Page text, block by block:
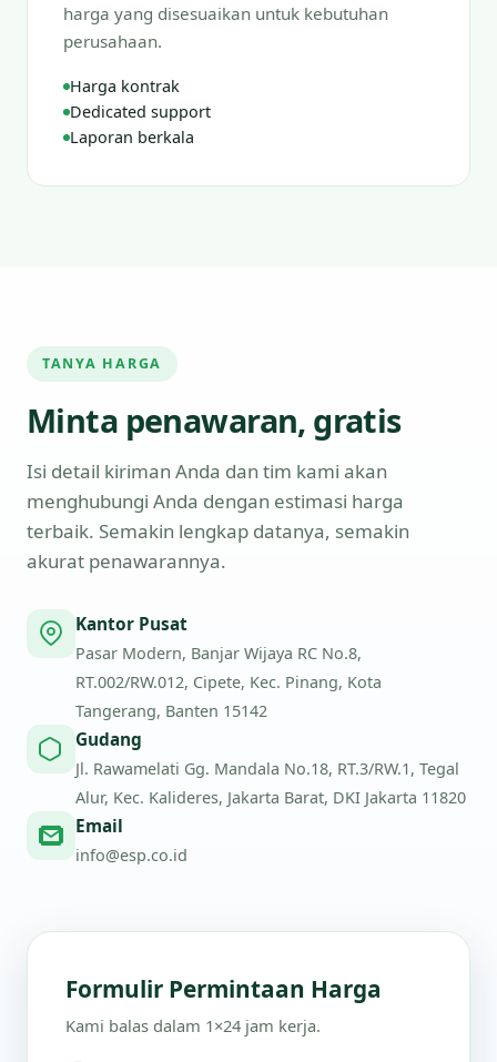
harga yang disesuaikan untuk kebutuhan
perusahaan.
Harga kontrak
Dedicated support
Laporan berkala
TANYA HARGA
Minta penawaran, gratis
Isi detail kiriman Anda dan tim kami akan
menghubungi Anda dengan estimasi harga
terbaik. Semakin lengkap datanya, semakin
akurat penawarannya.
Kantor Pusat
Pasar Modern, Banjar Wijaya RC No.8,
RT.002/RW.012, Cipete, Kec. Pinang, Kota
Tangerang, Banten 15142
Gudang
Jl. Rawamelati Gg. Mandala No.18, RT.3/RW.1, Tegal
Alur, Kec. Kalideres, Jakarta Barat, DKI Jakarta 11820
Email
info@esp.co.id
Formulir Permintaan Harga
Kami balas dalam 1×24 jam kerja.